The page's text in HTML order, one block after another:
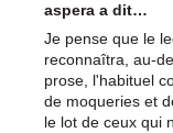
aspera a dit…
Je pense que le
reconnaîtra, au-
prose, l'habituel
de moqueries et
le lot de ceux qui